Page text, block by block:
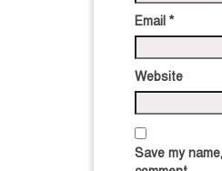
Email *
Website
Save my